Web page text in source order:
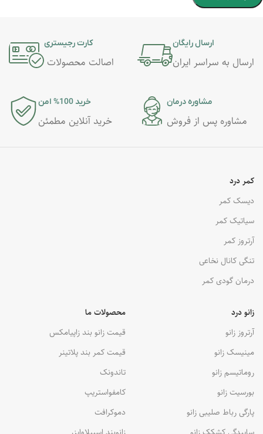
ارسال رایگان
ارسال به سراسر ایران
کارت رجیستری
اصالت محصولات
مشاوره درمان
مشاوره پس از فروش
خرید 100% امن
خرید آنلاین مطمئن
محصولات ما
قیمت زانو بند زاپیامکس
قیمت کمر بند پلاتینر
تاندونک
کامفواستریپ
دموکرافت
زانو درد
آرتروز زانو
مینیسک زانو
روماتیسم زانو
بورسیت زانو
پارگی رباط صلیبی زانو
کمر درد
دیسک کمر
سیاتیک کمر
آرتروز کمر
تنگی کانال نخاعی
درمان گودی کمر